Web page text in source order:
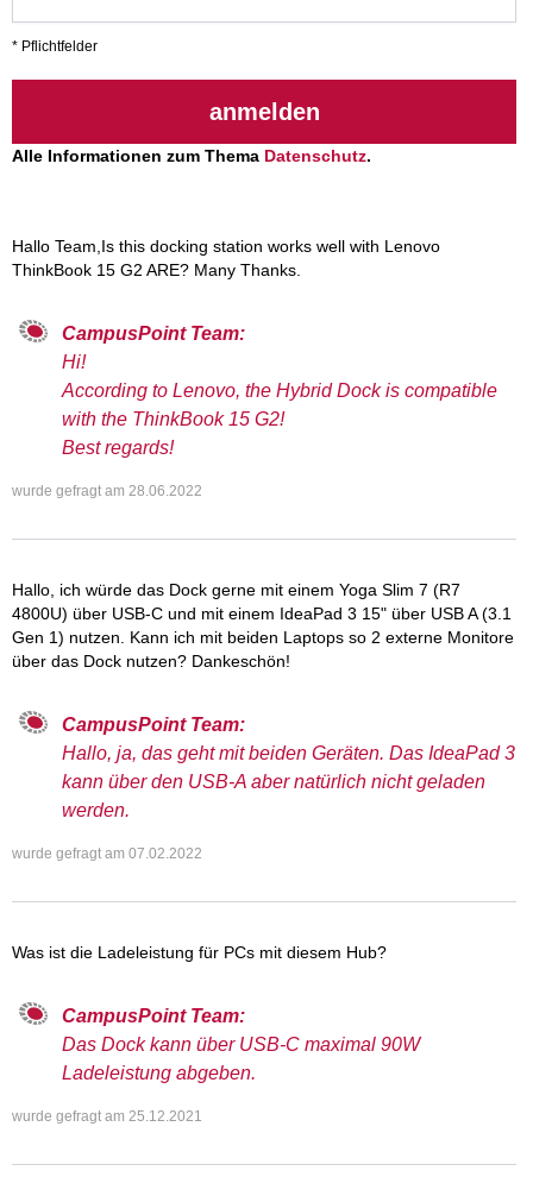
* Pflichtfelder
anmelden
Alle Informationen zum Thema Datenschutz.
Hallo Team,Is this docking station works well with Lenovo
ThinkBook 15 G2 ARE? Many Thanks.
CampusPoint Team:
Hi!
According to Lenovo, the Hybrid Dock is compatible
with the ThinkBook 15 G2!
Best regards!
wurde gefragt am 28.06.2022
Hallo, ich würde das Dock gerne mit einem Yoga Slim 7 (R7
4800U) über USB-C und mit einem IdeaPad 3 15" über USB A (3.1
Gen 1) nutzen. Kann ich mit beiden Laptops so 2 externe Monitore
über das Dock nutzen? Dankeschön!
CampusPoint Team:
Hallo, ja, das geht mit beiden Geräten. Das IdeaPad 3
kann über den USB-A aber natürlich nicht geladen
werden.
wurde gefragt am 07.02.2022
Was ist die Ladeleistung für PCs mit diesem Hub?
CampusPoint Team:
Das Dock kann über USB-C maximal 90W
Ladeleistung abgeben.
wurde gefragt am 25.12.2021